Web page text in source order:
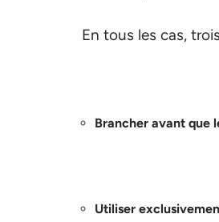
En tous les cas,
Brancher avant que
Utiliser